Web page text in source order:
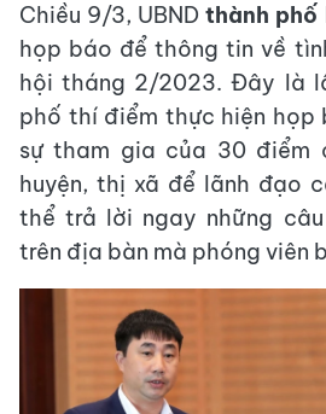
Chiều 9/3, UBNDthành phố
họp báo để thông tin về
hội tháng 2/2023. Đây là
phố thí điểm thực hiện họp
sự tham gia của 30 điểm
huyện, thị xã để lãnh đạo
thể trả lời ngay những
trên địa bàn mà phóng viên